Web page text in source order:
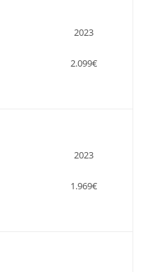
2023
2.099€
2023
1.969€